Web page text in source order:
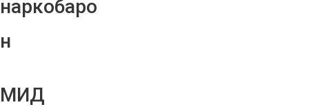
наркобаро
н
МИД